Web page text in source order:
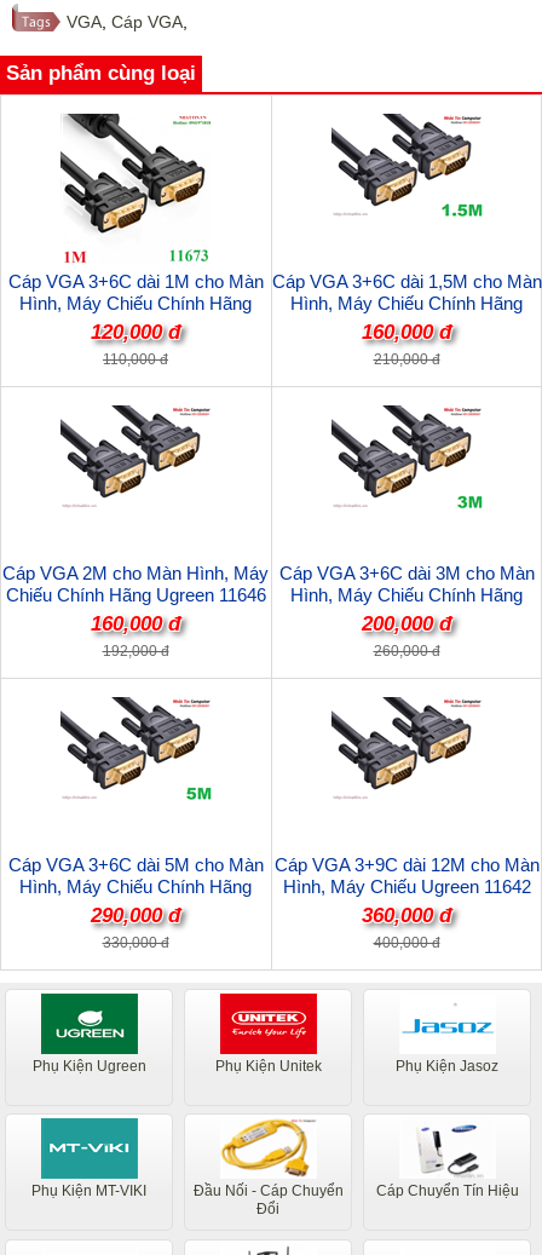
VGA Cáp VGA
Sản phẩm cùng loại
Cáp VGA 3+6C dài 1M cho Màn
Hình, Máy Chiếu Chính Hãng
Ugreen 11673 Cao Cấp
120,000 đ
110,000 đ
Cáp VGA 3+6C dài 1,5M cho Màn
Hình, Máy Chiếu Chính Hãng
Ugreen 11630 Cao Cấp
160,000 đ
210,000 đ
Cáp VGA 2M cho Màn Hình, Máy
Chiếu Chính Hãng Ugreen 11646
Cao Cấp
160,000 đ
192,000 đ
Cáp VGA 3+6C dài 3M cho Màn
Hình, Máy Chiếu Chính Hãng
Ugreen 11631 Cao Cấp
200,000 đ
260,000 đ
Cáp VGA 3+6C dài 5M cho Màn
Hình, Máy Chiếu Chính Hãng
Ugreen 11632 Cao Cấp
290,000 đ
330,000 đ
Cáp VGA 3+9C dài 12M cho Màn
Hình, Máy Chiếu Ugreen 11642
Cao Cấp
360,000 đ
400,000 đ
Phụ Kiện Ugreen Phụ Kiện Unitek Phụ Kiện Jasoz
Phụ Kiện MT-VIKI
Đầu Nối - Cáp Chuyển
Đổi
Cáp Chuyển Tín Hiệu